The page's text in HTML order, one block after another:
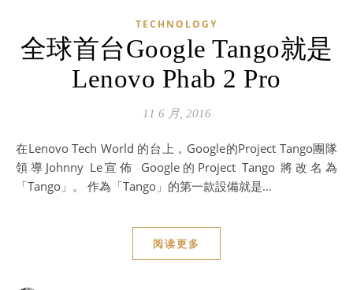
TECHNOLOGY
全球首台Google Tango就是
Lenovo Phab 2 Pro
11 6 月, 2016
在Lenovo Tech World 的台上，Google的Project Tango團隊
領導Johnny Le宣佈 Google的Project Tango 將改名為
「Tango」。 作為「Tango」的第一款設備就是…
阅读更多